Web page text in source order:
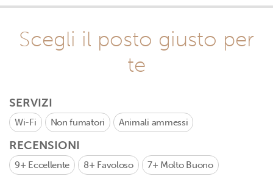
Scegli il posto giusto per
te
SERVIZI
Wi-Fi Non fumatori Animali ammessi
RECENSIONI
9+ Eccellente 8+ Favoloso 7+ Molto Buono